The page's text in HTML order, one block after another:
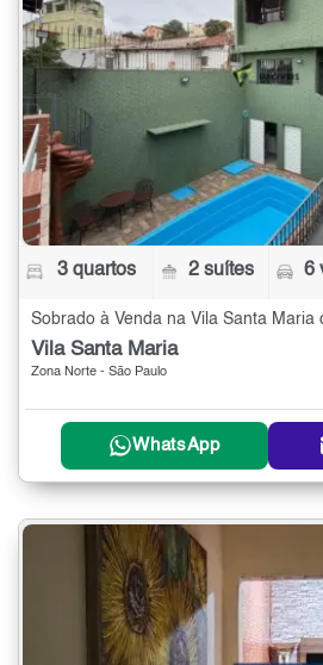
3 quartos 2 suítes 6
Sobrado à Venda na Vila Santa Maria
Vila Santa Maria
Zona Norte - São Paulo
WhatsApp